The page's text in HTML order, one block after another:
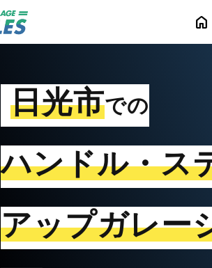
home
日光市での
ハンドル・ス
アップガレー